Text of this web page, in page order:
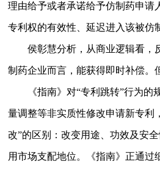
理由给予或者承诺给予仿制药申请
专利权的有效性、延迟进入该被仿
侯彰慧分析，从商业逻辑看，
制药企业而言，能获得即时补偿。
《指南》对“专利跳转”行为
量调整等非实质性修改申请新专利
改”的区别：改变用途、功效及安
用市场支配地位。《指南》正通过